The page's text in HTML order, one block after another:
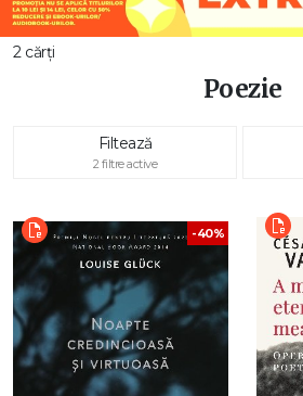
2 cărți
Poezie
Filtează
2 filtre active
-40%